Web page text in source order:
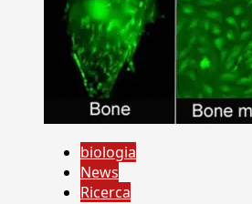
biologia
News
Ricerca